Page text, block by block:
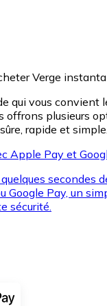
Verge
qui vous convient
offrons plusieurs
rapide et simple.
Apple Pay et
secondes
Google Pay, un
sécurité.